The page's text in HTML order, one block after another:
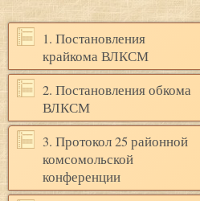
1. Постановления
крайкома ВЛКСМ
2. Постановления обкома
ВЛКСМ
3. Протокол 25 районной
комсомольской
конференции